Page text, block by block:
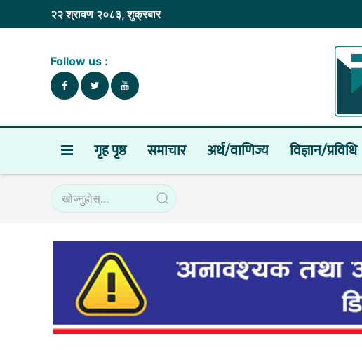
२२ श्रावण २०८३, शुक्रबार
Follow us :
गृह पृष्ठ समाचार अर्थ/वाणिज्य विज्ञान/प्रविधि